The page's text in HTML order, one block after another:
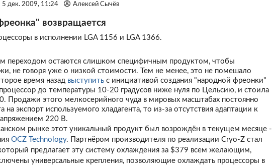
5 дек. 2009, 11:24 Алексей Сычёв
возвращается
в исполнении LGA 1156 и LGA 1366.
переходом остаются слишком специфичным продуктом, чтобы
не говоря уже о низкой стоимости. Тем не менее, это не помешало
время назад выступитьс инициативой создания "народной фреонки"
до температуры 10-20 градусов ниже нуля по Цельсию, и стоила
Продажи этого мелкосерийного чуда в мировых масштабах постоянно
на экспорт используемого хладагента, то из-за отсутствия адаптации к
220 В.
рынке этот уникальный продукт был возрождён в текущем месяце -
OCZ Technology. Партнёром производителя по реализации Cryo-Z стал
предлагает эту систему охлаждения за $379 всем желающим,
универсальные крепления, позволяющие охлаждать процессоры в